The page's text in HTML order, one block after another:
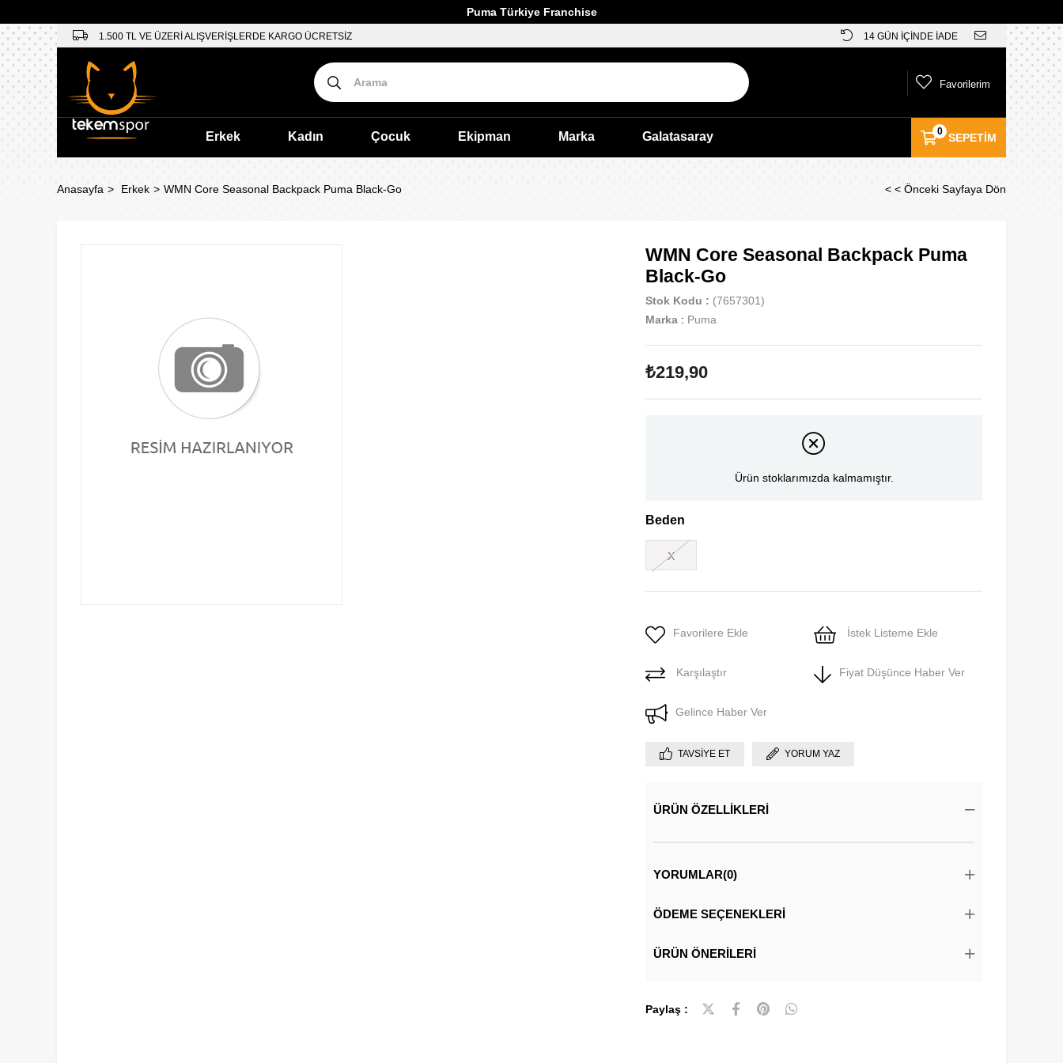
Puma Türkiye Franchise
1.500 TL VE ÜZERİ ALIŞVERİŞLERDE KARGO ÜCRETSİZ 14 GÜN İÇİNDE İADE
SEPETIM
0
Favorilerim
Erkek Kadın Çocuk Ekipman Marka Galatasaray
Anasayfa Erkek WMN Core Seasonal Backpack Puma Black-Go < < Önceki Sayfaya Dön
WMN Core Seasonal Backpack Puma
Black-Go
Stok Kodu
(7657301)
Marka : Puma
₺219,90
Ürün stoklarımızda kalmamıştır.
Beden
X
Favorilere Ekle İstek Listeme Ekle
Karşılaştır Fiyat Düşünce Haber Ver
Gelince Haber Ver
TAVSIYE ET YORUM YAZ
ÜRÜN ÖZELLIKLERI
YORUMLAR(0)
ÖDEME SEÇENEKLERI
ÜRÜN ÖNERILERI
Paylaş :